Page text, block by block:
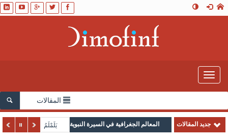
Toggle
navigation
المقالات
جديد المقالات المعالم الجغرافية في السيرة النبوية يَلَمْلَمُ